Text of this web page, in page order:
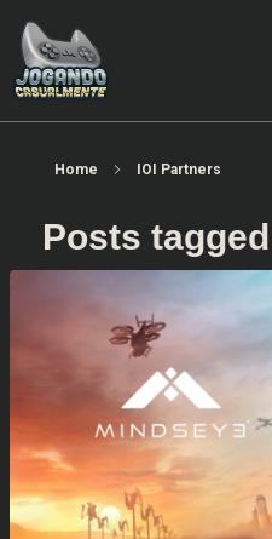
Home IOI Partners
Posts